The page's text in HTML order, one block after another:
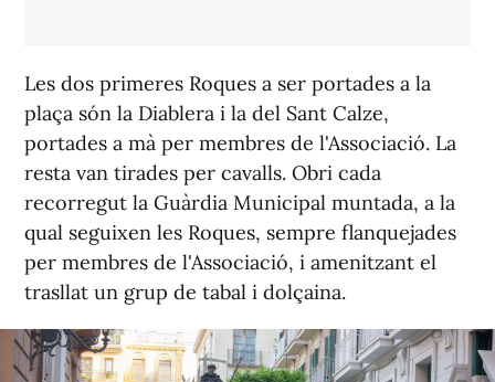
Les dos primeres Roques a ser portades a la
plaça són la Diablera i la del Sant Calze,
portades a mà per membres de l'Associació. La
resta van tirades per cavalls. Obri cada
recorregut la Guàrdia Municipal muntada, a la
qual seguixen les Roques, sempre flanquejades
per membres de l'Associació, i amenitzant el
trasllat un grup de tabal i dolçaina.